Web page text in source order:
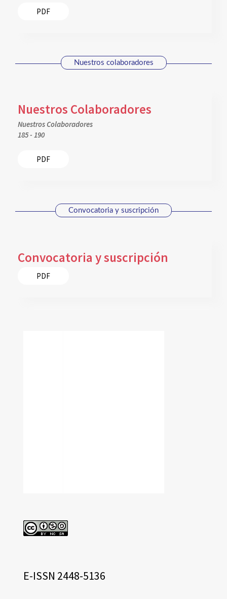
PDF
Nuestros colaboradores
Nuestros Colaboradores
Nuestros Colaboradores
185 - 190
PDF
Convocatoria y suscripción
Convocatoria y suscripción
PDF
cc
eissn
E-ISSN 2448-5136